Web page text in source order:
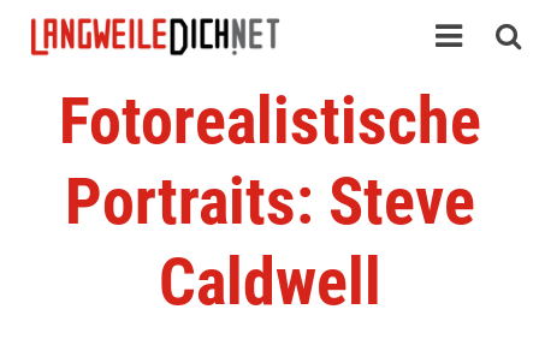
Fotorealistische
Portraits: Steve
Caldwell